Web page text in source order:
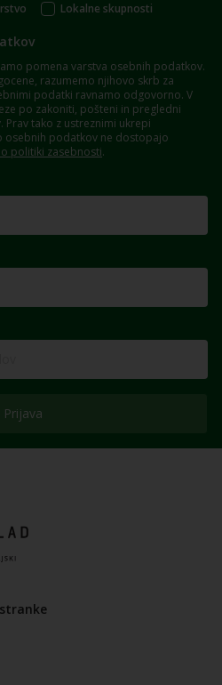
Lokalne skupnosti
pomena varstva osebnih podatkov.
razumemo njihovo skrb za
podatki ravnamo odgovorno. V
po zakoniti, pošteni in pregledni
tako z ustreznimi ukrepi
osebnih podatkov ne dostopajo
o politiki zasebnosti.
Prijava